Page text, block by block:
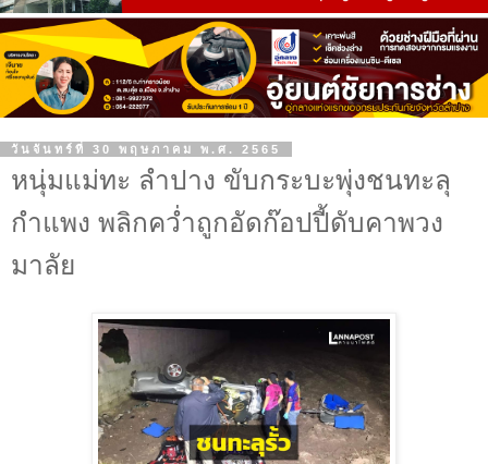
วันจันทร์ที่ 30 พฤษภาคม พ.ศ. 2565
หนุ่มแม่ทะ ลำปาง ขับกระบะพุ่งชนทะลุ
กำแพง พลิกคว่ำถูกอัดก๊อปปี้ดับคาพวง
มาลัย